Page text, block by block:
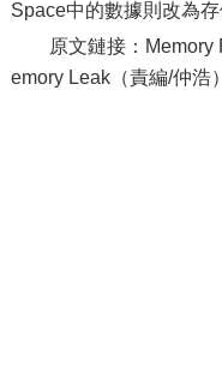
Space中的數據則改為
原文鏈接：Memory
emory Leak（責編/仲浩）